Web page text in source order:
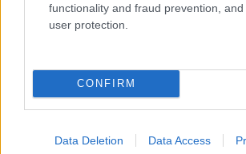
functionality and fraud prevention,
user protection.
CONFIRM
Data Deletion Data Access
Leggi l’articolo →